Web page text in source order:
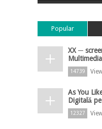
Popular
XX ─
Multimedia
14739
As You
Digitală
12327